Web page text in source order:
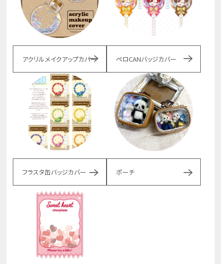
アクリルメイクアップカバー ペロCANバッジカバー
フラスタ缶バッジカバー ポーチ